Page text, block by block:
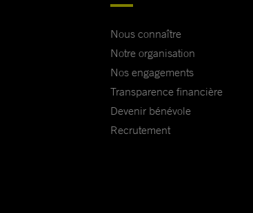
Nous connaître
Notre organisation
Nos engagements
Transparence financière
Devenir bénévole
Recrutement